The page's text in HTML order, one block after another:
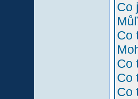
Co
Co
Co
Co
Co